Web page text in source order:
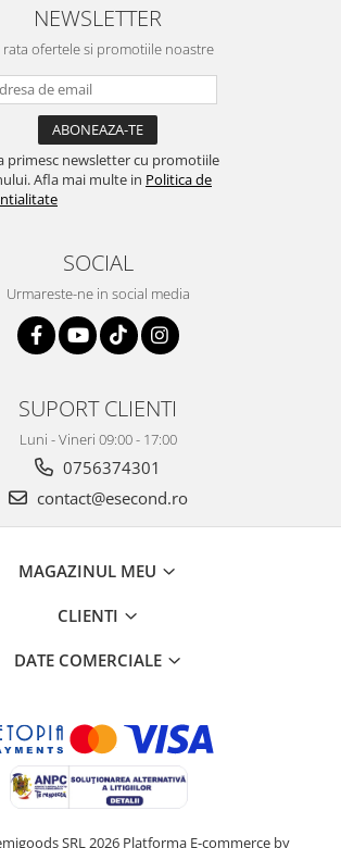
NEWSLETTER
rata ofertele si promotiile noastre
primesc newsletter cu promotiile
Afla mai multe in Politica de
SOCIAL
Urmareste-ne in social media
SUPORT CLIENTI
Luni - Vineri 09:00 - 17:00
0756374301
contact@esecond.ro
MAGAZINUL MEU
CLIENTI
DATE COMERCIALE
SRL 2026 Platforma E-commerce by